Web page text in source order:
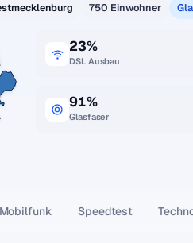
750 Einwohner
23%
DSL Ausbau
91%
Glasfaser
Mobilfunk Speedtest